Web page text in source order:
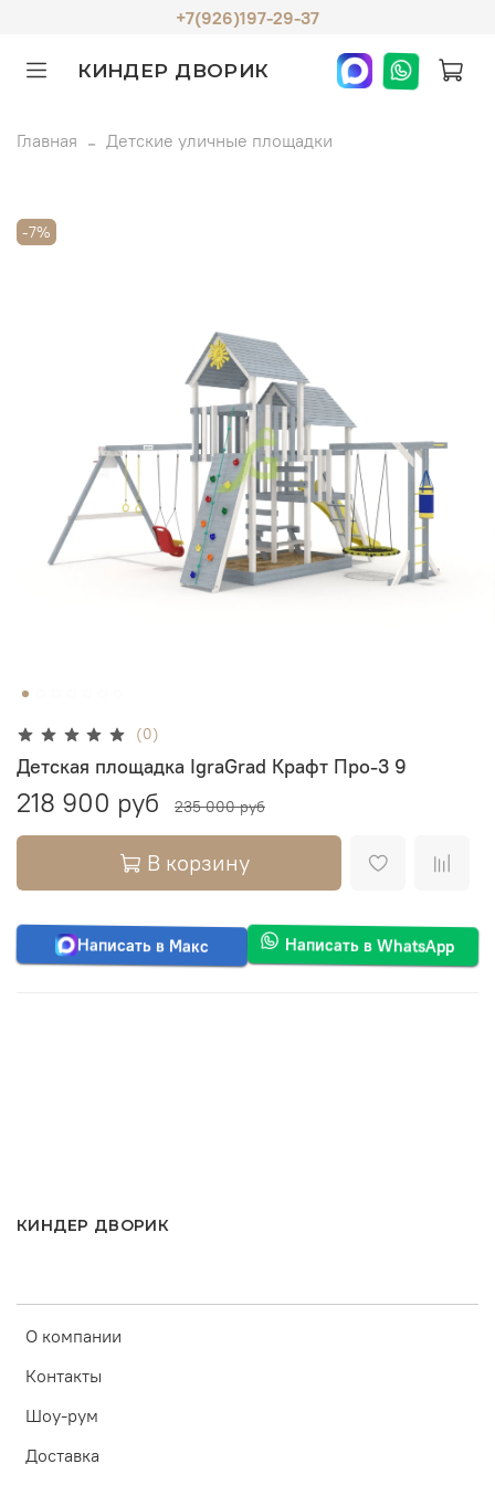
+7(926)197-29-37
КИНДЕР ДВОРИК
Главная Детские уличные площадки
-7%
(0)
Детская площадка IgraGrad Крафт Про-3 9
218 900 руб 235 000 руб
В корзину
Написать в Макс Написать в WhatsApp
КИНДЕР ДВОРИК
О компании
Контакты
Шоу-рум
Доставка